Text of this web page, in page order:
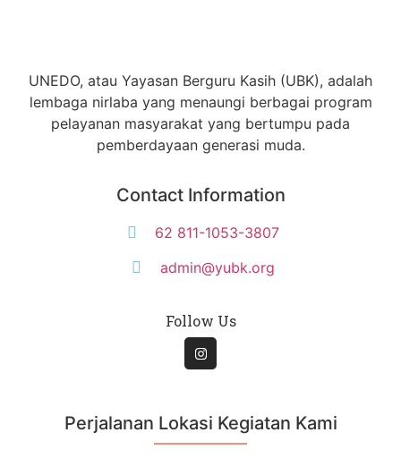
UNEDO, atau Yayasan Berguru Kasih (UBK), adalah
lembaga nirlaba yang menaungi berbagai program
pelayanan masyarakat yang bertumpu pada
pemberdayaan generasi muda.
Contact Information
62 811-1053-3807
admin@yubk.org
Follow Us
Perjalanan Lokasi Kegiatan Kami